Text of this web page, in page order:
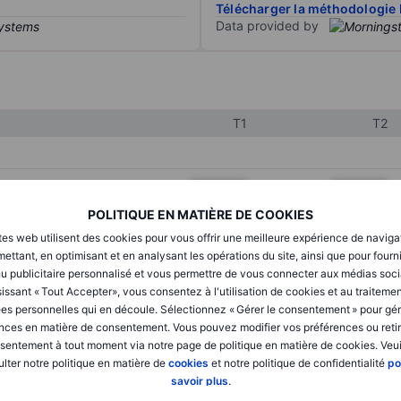
POLITIQUE EN MATIÈRE DE COOKIES
web utilisent des cookies pour vous offrir une meilleure expérience de
en optimisant et en analysant les opérations du site, ainsi que pour
publicitaire personnalisé et vous permettre de vous connecter aux médias
« Tout Accepter», vous consentez à l'utilisation de cookies et au
personnelles qui en découle. Sélectionnez « Gérer le consentement » pour
en matière de consentement. Vous pouvez modifier vos préférences ou
à tout moment via notre page de politique en matière de cookies.
notre politique en matière de cookies et notre politique de confidentialité
savoir plus.
Télécharger la méthodologie
Data provided by
T1 T2
XXXXXXX XXXXXXX
XXXXXXX
XXXXXXX XXXXXXX
XXXXXXX XXXXXXX
XXXXXXX XXXXXXX